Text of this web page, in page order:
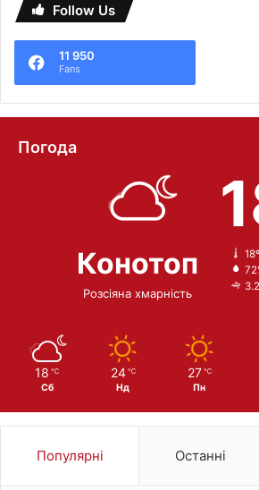
Follow Us
11 950
Fans
Погода
Конотоп
Розсіяна хмарність
18 ℃
Сб
24 ℃
Нд
27 ℃
Пн
Популярні Останні